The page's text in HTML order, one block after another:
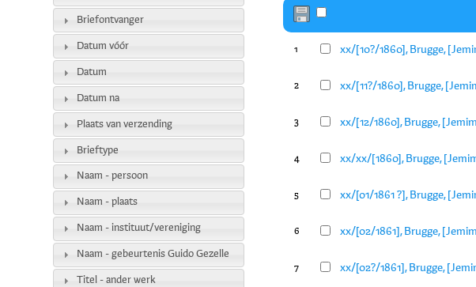
1 xx/[10?/1860], Brugge,
2 xx/[11?/1860], Brugge,
3 xx/[12/1860], Brugge,
4 xx/xx/[1860], Brugge,
5 xx/[01/1861 ?], Brugge,
6 xx/[02/1861], Brugge,
7 xx/[02?/1861], Brugge,
Briefontvanger
Datum vóór
Datum
Datum na
Plaats van verzending
Brieftype
Naam - persoon
Naam - plaats
Naam - instituut/vereniging
Naam - gebeurtenis Guido Gezelle
Titel - ander werk